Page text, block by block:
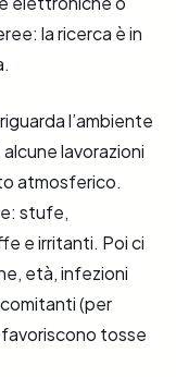
la ricerca è in
l’ambiente
lavorazioni
atmosferico.
stufe,
e irritanti. Poi ci
età, infezioni
(per
tosse